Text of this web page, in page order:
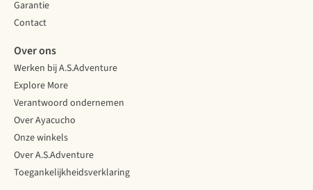
Garantie
Contact
Over ons
Werken bij A.S.Adventure
Explore More
Verantwoord ondernemen
Over Ayacucho
Onze winkels
Over A.S.Adventure
Toegankelijkheidsverklaring